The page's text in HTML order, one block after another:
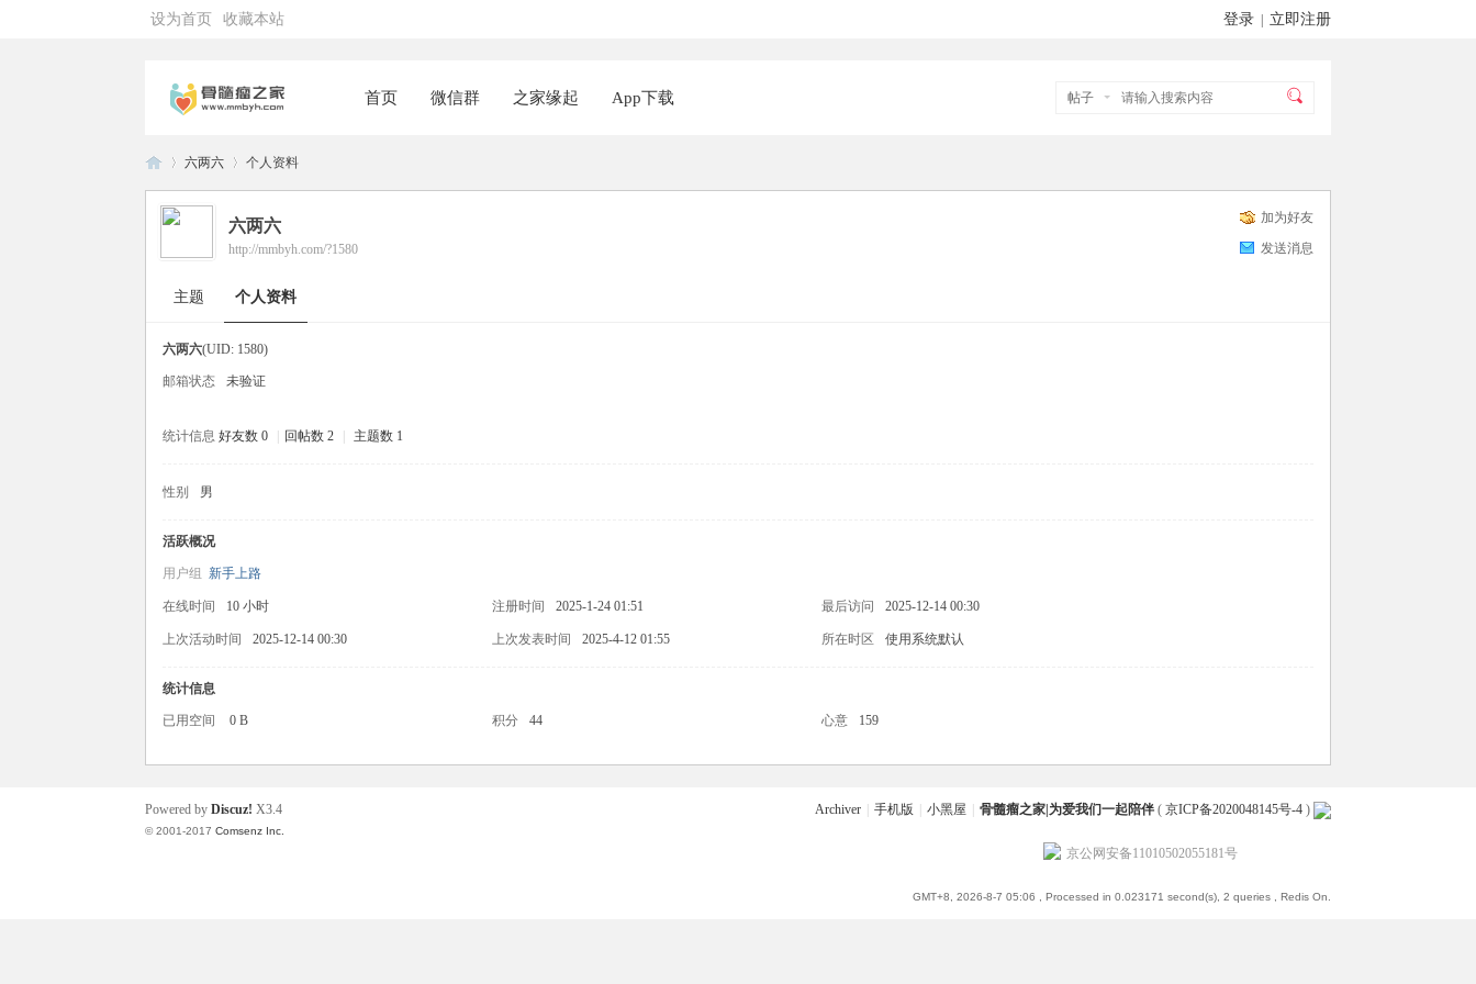
设为首页 收藏本站 登录 立即注册
帖子
首页 微信群 之家缘起 App下载
›
六两六 个人资料
加为好友
发送消息
六两六
http://mmbyh.com/?1580
主题 个人资料
六两六(UID: 1580)
邮箱状态 未验证
统计信息 好友数 0 回帖数 2 主题数 1
性别 男
活跃概况
用户组 新手上路
在线时间 10 小时 注册时间 2025-1-24 01:51 最后访问 2025-12-14 00:30
上次活动时间 2025-12-14 00:30 上次发表时间 2025-4-12 01:55 所在时区 使用系统默认
统计信息
已用空间 0 B 积分 44 心意 159
Archiver 手机版 小黑屋 骨髓瘤之家|为爱我们一起陪伴 ( 京ICP备2020048145号-4 )
京公网安备11010502055181号
GMT+8, 2026-8-7 05:06 , Processed in 0.023171 second(s), 2 queries , Redis On.
Powered by Discuz! X3.4
© 2001-2017 Comsenz Inc.